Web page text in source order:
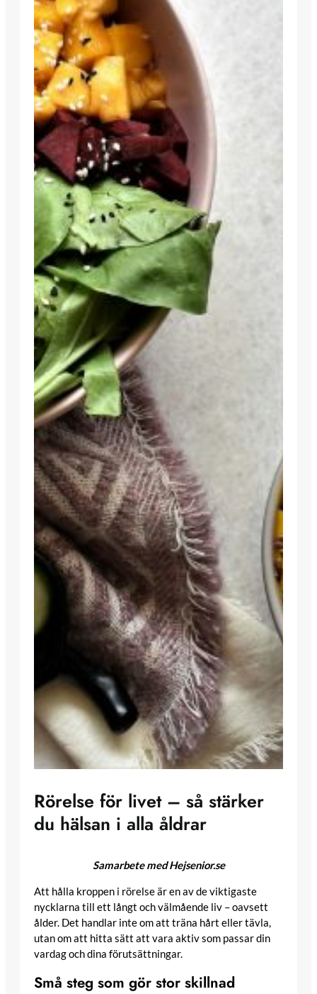
Rörelse för livet – så stärker
du hälsan i alla åldrar
Samarbete med Hejsenior.se
Att hålla kroppen i rörelse är en av de viktigaste
nycklarna till ett långt och välmående liv – oavsett
ålder. Det handlar inte om att träna hårt eller tävla,
utan om att hitta sätt att vara aktiv som passar din
vardag och dina förutsättningar.
Små steg som gör stor skillnad